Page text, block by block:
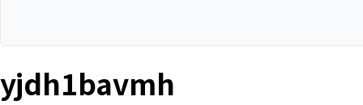
yjdh1bavmh